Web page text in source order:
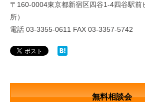
〒160-0004東京都新宿区四谷1-4四谷駅前
所）
電話 03-3355-0611 FAX 03-3357-5742
無料相談会